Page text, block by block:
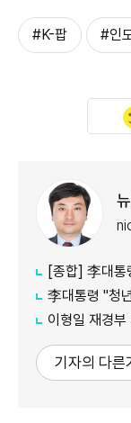
#K-팝 #인
[종합] 李대통령 "
李대통령 "청년
이형일 재경
기자의 다른